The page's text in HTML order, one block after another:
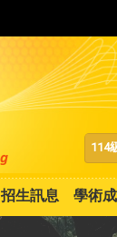
114
招生訊息 學術